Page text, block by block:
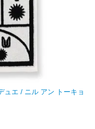
ュエ / ニル アン トーキョ